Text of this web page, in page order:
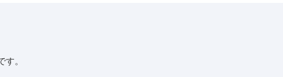
。